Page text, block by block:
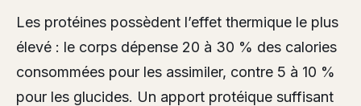
Les protéines possèdent l’effet thermique le plus
élevé : le corps dépense 20 à 30 % des calories
consommées pour les assimiler, contre 5 à 10 %
pour les glucides. Un apport protéique suffisant